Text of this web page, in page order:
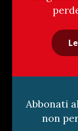
Abbonati
non